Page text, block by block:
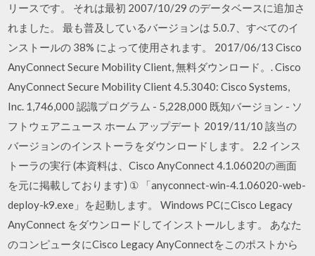
リースです。 それは最初 2007/10/29 のデータベースに追加さ
れました。 最も普及しているバージョンは 5.0.7、すべてのイ
ンストールの 38% によって使用されます。 2017/06/13 Cisco
AnyConnect Secure Mobility Client, 無料ダウンロード。. Cisco
AnyConnect Secure Mobility Client 4.5.3040: Cisco Systems,
Inc. 1,746,000 認識プログラム - 5,228,000 既知バージョン - ソ
フトウェアニュース ホーム アップデート 2019/11/10 該当の
バージョンのインストーラをダウンロードします。 2.2 インス
トーラの実行 (本資料は、Cisco AnyConnect 4.1.06020の画面
を元に掲載しております) ① 「anyconnect-win-4.1.06020-web-
deploy-k9.exe」を起動します。 Windows PCにCisco Legacy
AnyConnect をダウンロードしてインストールします。 あなた
のコンピュータにCisco Legacy AnyConnectをこのポストから